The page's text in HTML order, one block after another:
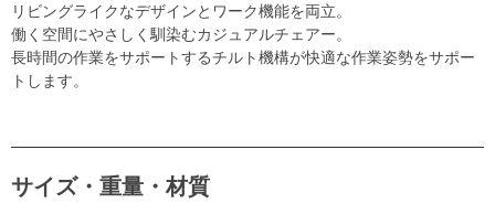
リビングライクなデザインとワーク機能を両立。
働く空間にやさしく馴染むカジュアルチェアー。
長時間の作業をサポートするチルト機構が快適な作業姿勢をサポー
トします。
サイズ・重量・材質